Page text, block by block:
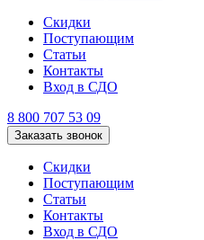
Скидки
Поступающим
Статьи
Контакты
Вход в СДО
8 800 707 53 09
Заказать звонок
Скидки
Поступающим
Статьи
Контакты
Вход в СДО